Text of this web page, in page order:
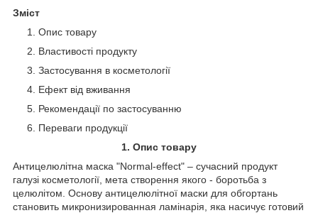
Зміст
Опис товару
Властивості продукту
Застосування в косметології
Ефект від вживання
Рекомендації по застосуванню
Переваги продукції
1. Опис товару
Антицелюлітна маска "Normal-effect" – сучасний продукт
галузі косметології, мета створення якого - боротьба з
целюлітом. Основу антицелюлітної маски для обгортань
становить микронизированная ламінарія, яка насичує готовий